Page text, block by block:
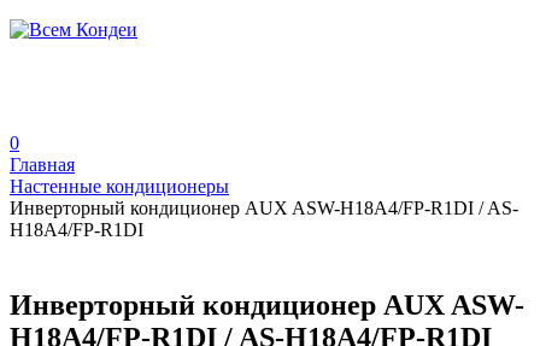
0
Главная
Настенные кондиционеры
Инверторный кондиционер AUX ASW-H18A4/FP-R1DI / AS-
H18A4/FP-R1DI
Инверторный кондиционер AUX ASW-
H18A4/FP-R1DI / AS-H18A4/FP-R1DI